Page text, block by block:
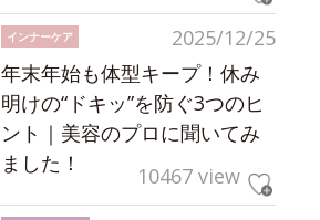
2025/12/25
インナーケア
年末年始も体型キープ！休み
明けの“ドキッ”を防ぐ3つのヒ
ント｜美容のプロに聞いてみ
ました！
10467 view